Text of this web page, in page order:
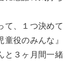
て、１つ決めて
役のみんな』
と３ヶ月間一緒